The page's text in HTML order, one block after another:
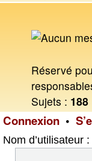
Réservé
Sujets : 188
Connexion •
Nom d’utilisateur :